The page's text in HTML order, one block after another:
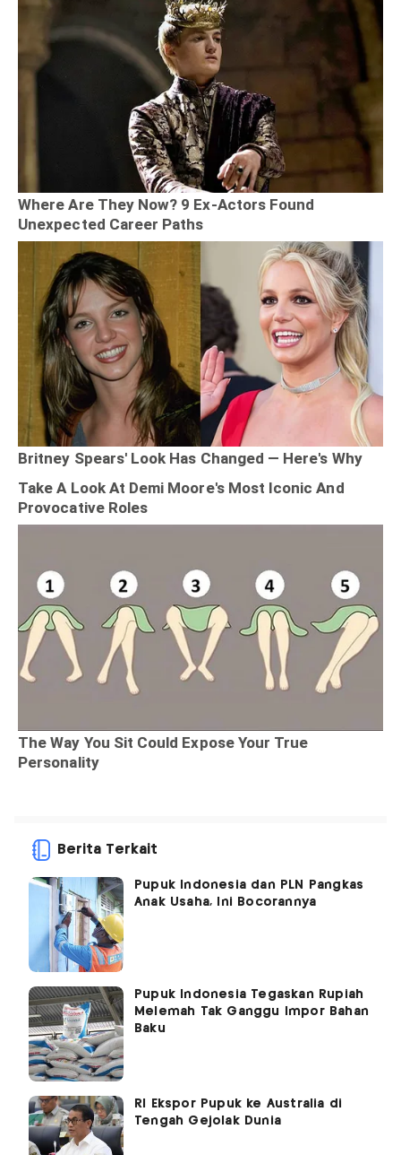
Berita Terkait
Pupuk Indonesia dan PLN Pangkas
Anak Usaha, Ini Bocorannya
Pupuk Indonesia Tegaskan Rupiah
Melemah Tak Ganggu Impor Bahan
Baku
RI Ekspor Pupuk ke Australia di
Tengah Gejolak Dunia